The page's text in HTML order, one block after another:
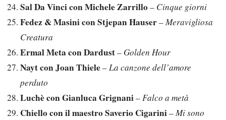
Sal Da Vinci con Michele Zarrillo– Cinque giorni
Fedez & Masini con Stjepan Hauser–Meravigliosa
Creatura
Ermal Meta con Dardust– Golden Hour
Nayt con Joan Thiele–La canzone dell’amore
perduto
Luchè con Gianluca Grignani–Falco a metà
Chiello con il maestro Saverio Cigarini–Mi sono